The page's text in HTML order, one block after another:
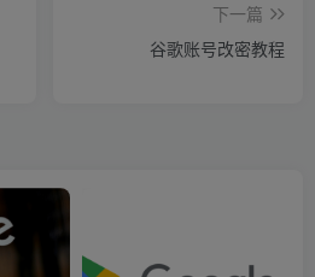
做个卖面粉的反而更赚钱！
下一篇
谷歌账号改密教程